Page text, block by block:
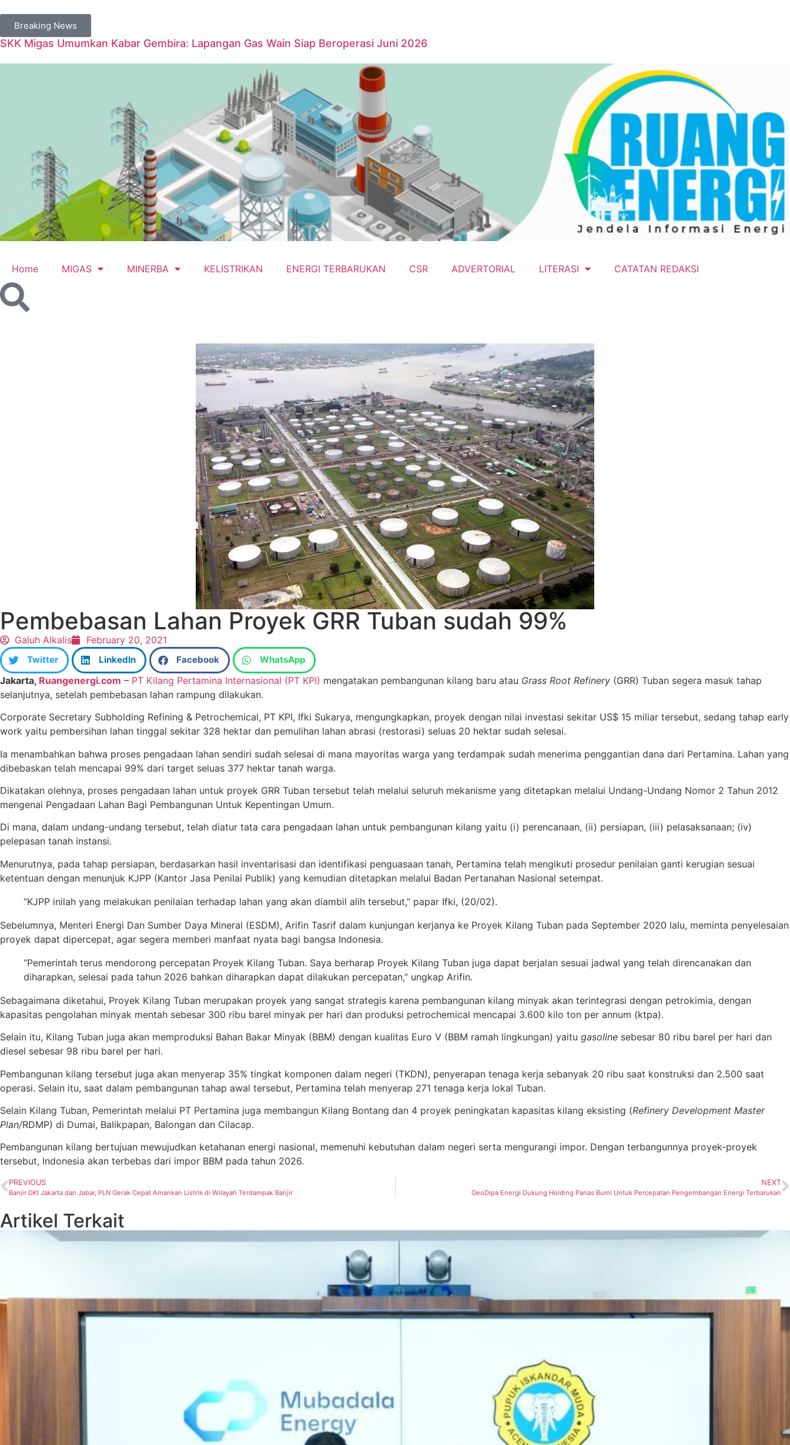
Breaking News
SKK Migas Umumkan Kabar Gembira: Lapangan Gas Wain Siap Beroperasi Juni 2026
Home MIGAS MINERBA KELISTRIKAN ENERGI TERBARUKAN CSR ADVERTORIAL LITERASI CATATAN REDAKSI
Pembebasan Lahan Proyek GRR Tuban sudah 99%
Galuh Alkalis February 20, 2021
Twitter LinkedIn Facebook WhatsApp
Jakarta, Ruangenergi.com – PT Kilang Pertamina Internasional (PT KPI) mengatakan pembangunan kilang baru atau Grass Root Refinery (GRR) Tuban segera masuk tahap
selanjutnya, setelah pembebasan lahan rampung dilakukan.
Corporate Secretary Subholding Refining & Petrochemical, PT KPI, Ifki Sukarya, mengungkapkan, proyek dengan nilai investasi sekitar US$ 15 miliar tersebut, sedang tahap early
work yaitu pembersihan lahan tinggal sekitar 328 hektar dan pemulihan lahan abrasi (restorasi) seluas 20 hektar sudah selesai.
Ia menambahkan bahwa proses pengadaan lahan sendiri sudah selesai di mana mayoritas warga yang terdampak sudah menerima penggantian dana dari Pertamina. Lahan yang
dibebaskan telah mencapai 99% dari target seluas 377 hektar tanah warga.
Dikatakan olehnya, proses pengadaan lahan untuk proyek GRR Tuban tersebut telah melalui seluruh mekanisme yang ditetapkan melalui Undang-Undang Nomor 2 Tahun 2012
mengenai Pengadaan Lahan Bagi Pembangunan Untuk Kepentingan Umum.
Di mana, dalam undang-undang tersebut, telah diatur tata cara pengadaan lahan untuk pembangunan kilang yaitu (i) perencanaan, (ii) persiapan, (iii) pelasaksanaan; (iv)
pelepasan tanah instansi.
Menurutnya, pada tahap persiapan, berdasarkan hasil inventarisasi dan identifikasi penguasaan tanah, Pertamina telah mengikuti prosedur penilaian ganti kerugian sesuai
ketentuan dengan menunjuk KJPP (Kantor Jasa Penilai Publik) yang kemudian ditetapkan melalui Badan Pertanahan Nasional setempat.
“KJPP inilah yang melakukan penilaian terhadap lahan yang akan diambil alih tersebut,” papar Ifki, (20/02).
Sebelumnya, Menteri Energi Dan Sumber Daya Mineral (ESDM), Arifin Tasrif dalam kunjungan kerjanya ke Proyek Kilang Tuban pada September 2020 lalu, meminta penyelesaian
proyek dapat dipercepat, agar segera memberi manfaat nyata bagi bangsa Indonesia.
“Pemerintah terus mendorong percepatan Proyek Kilang Tuban. Saya berharap Proyek Kilang Tuban juga dapat berjalan sesuai jadwal yang telah direncanakan dan
diharapkan, selesai pada tahun 2026 bahkan diharapkan dapat dilakukan percepatan,” ungkap Arifin.
Sebagaimana diketahui, Proyek Kilang Tuban merupakan proyek yang sangat strategis karena pembangunan kilang minyak akan terintegrasi dengan petrokimia, dengan
kapasitas pengolahan minyak mentah sebesar 300 ribu barel minyak per hari dan produksi petrochemical mencapai 3.600 kilo ton per annum (ktpa).
Selain itu, Kilang Tuban juga akan memproduksi Bahan Bakar Minyak (BBM) dengan kualitas Euro V (BBM ramah lingkungan) yaitu gasoline sebesar 80 ribu barel per hari dan
diesel sebesar 98 ribu barel per hari.
Pembangunan kilang tersebut juga akan menyerap 35% tingkat komponen dalam negeri (TKDN), penyerapan tenaga kerja sebanyak 20 ribu saat konstruksi dan 2.500 saat
operasi. Selain itu, saat dalam pembangunan tahap awal tersebut, Pertamina telah menyerap 271 tenaga kerja lokal Tuban.
Selain Kilang Tuban, Pemerintah melalui PT Pertamina juga membangun Kilang Bontang dan 4 proyek peningkatan kapasitas kilang eksisting (Refinery Development Master
Plan/RDMP) di Dumai, Balikpapan, Balongan dan Cilacap.
Pembangunan kilang bertujuan mewujudkan ketahanan energi nasional, memenuhi kebutuhan dalam negeri serta mengurangi impor. Dengan terbangunnya proyek-proyek
tersebut, Indonesia akan terbebas dari impor BBM pada tahun 2026.
PREVIOUS
Banjir DKI Jakarta dan Jabar, PLN Gerak Cepat Amankan Listrik di Wilayah Terdampak Banjir
NEXT
GeoDipa Energi Dukung Holding Panas Bumi Untuk Percepatan Pengembangan Energi Terbarukan
Artikel Terkait